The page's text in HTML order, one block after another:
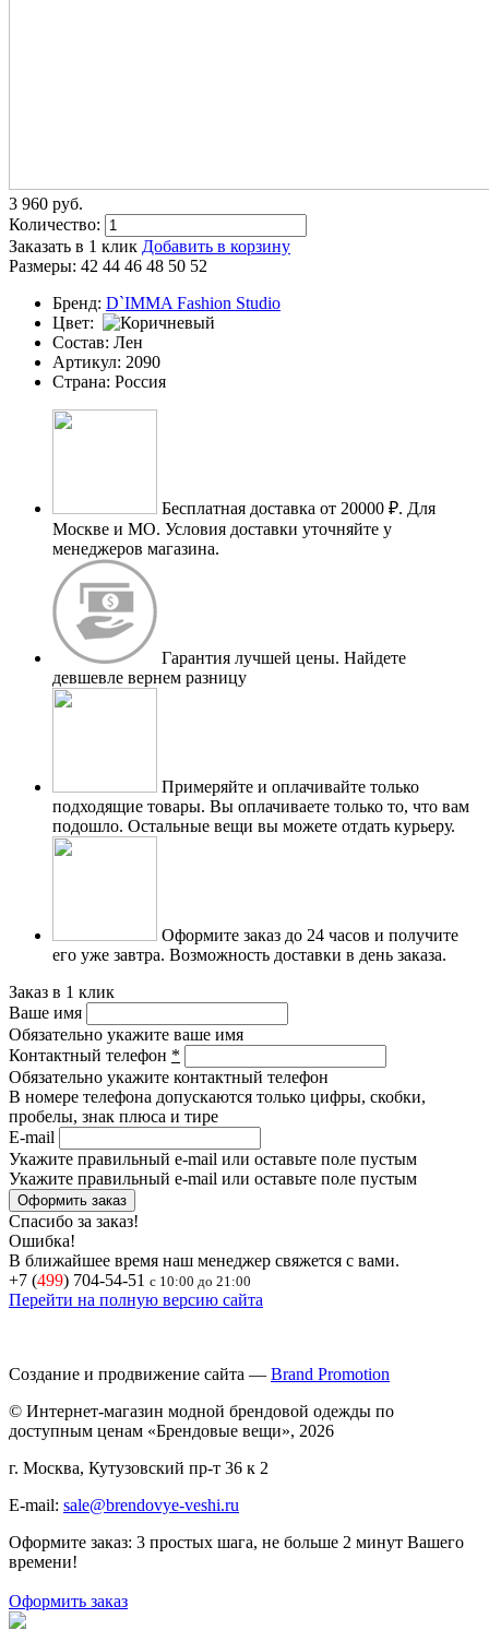
3 960 pуб.
Количество:
Заказать в 1 клик Добавить в корзину
Размеры: 42 44 46 48 50 52
Бренд: D`IMMA Fashion Studio
Цвет:
Состав: Лен
Артикул: 2090
Страна: Россия
Бесплатная доставка от 20000 ₽. Для
Москве и МО. Условия доставки уточняйте у
менеджеров магазина.
Гарантия лучшей цены. Найдете
девшевле вернем разницу
Примеряйте и оплачивайте только
подходящие товары. Вы оплачиваете только то, что вам
подошло. Остальные вещи вы можете отдать курьеру.
Оформите заказ до 24 часов и получите
его уже завтра. Возможность доставки в день заказа.
Заказ в 1 клик
Ваше имя
Обязательно укажите ваше имя
Контактный телефон *
Обязательно укажите контактный телефон
В номере телефона допускаются только цифры, скобки,
пробелы, знак плюса и тире
E-mail
Укажите правильный e-mail или оставьте поле пустым
Укажите правильный e-mail или оставьте поле пустым
Спасибо за заказ!
Ошибка!
В ближайшее время наш менеджер свяжется с вами.
+7 (499) 704-54-51 с 10:00 до 21:00
Перейти на полную версию сайта
Создание и продвижение сайта — Brand Promotion
© Интернет-магазин модной брендовой одежды по
доступным ценам «Брендовые вещи», 2026
г. Москва, Кутузовский пр-т 36 к 2
E-mail: sale@brendovye-veshi.ru
Оформите заказ: 3 простых шага, не больше 2 минут Вашего
времени!
Оформить заказ